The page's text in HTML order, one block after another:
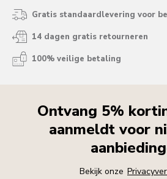
Gratis standaardlevering voor
14 dagen gratis retourneren
100% veilige betaling
Ontvang 5%
aanmeldt voor
Bekijk onze